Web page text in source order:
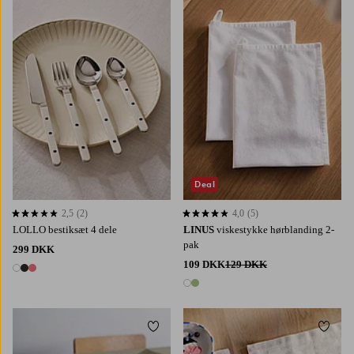
LOLLO bestiksæt 4 dele
299 DKK
3 farver
2,5 baseret på 2 bedømmelser
2,5 (2)
LINUS viskestykke hørblanding 2-
pak
109 DKK129 DKK
2 farver
4,0 baseret på 5 bedømmelser
4,0 (5)
Deal
Tilføj til favoritter Tilføj